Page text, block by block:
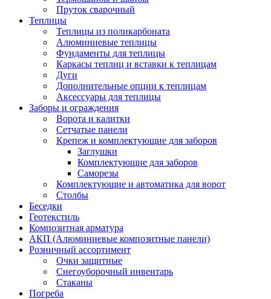
Пруток сварочный
Теплицы
Теплицы из поликарбоната
Алюминиевые теплицы
Фундаменты для теплицы
Каркасы теплиц и вставки к теплицам
Дуги
Дополнительные опции к теплицам
Аксессуары для теплицы
Заборы и ограждения
Ворота и калитки
Сетчатые панели
Крепеж и комплектующие для заборов
Заглушки
Комплектующие для заборов
Саморезы
Комплектующие и автоматика для ворот
Столбы
Беседки
Геотекстиль
Композитная арматура
АКП (Алюминиевые композитные панели)
Розничный ассортимент
Очки защитные
Снегоуборочный инвентарь
Стаканы
Погреба